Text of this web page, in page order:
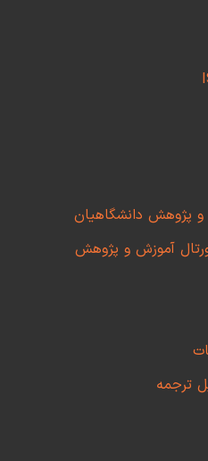
پژوهش دانشگاهیان
آموزش و پژوهش
ترجمه